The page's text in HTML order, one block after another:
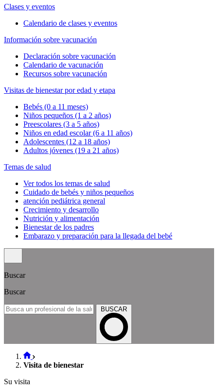
Clases y eventos
Calendario de clases y eventos
Información sobre vacunación
Declaración sobre vacunación
Calendario de vacunación
Recursos sobre vacunación
Visitas de bienestar por edad y etapa
Bebés (0 a 11 meses)
Niños pequeños (1 a 2 años)
Preescolares (3 a 5 años)
Niños en edad escolar (6 a 11 años)
Adolescentes (12 a 18 años)
Adultos jóvenes (19 a 21 años)
Temas de salud
Ver todos los temas de salud
Cuidado de bebés y niños pequeños
atención pediátrica general
Crecimiento y desarrollo
Nutrición y alimentación
Bienestar de los padres
Embarazo y preparación para la llegada del bebé
Buscar
Buscar
BUSCAR
Visita de bienestar
Su visita